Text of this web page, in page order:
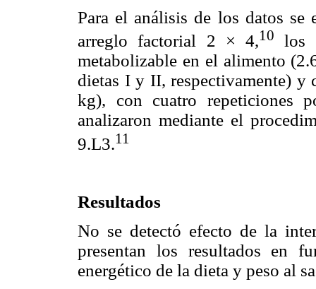
Para el análisis de los datos se
arreglo factorial 2 × 4,10
los
metabolizable en el alimento
dietas I y II, respectivamente)
kg), con cuatro repeticiones
analizaron mediante el
9.L3.11
Resultados
No se detectó efecto de la
presentan los resultados en
energético de la dieta y peso al